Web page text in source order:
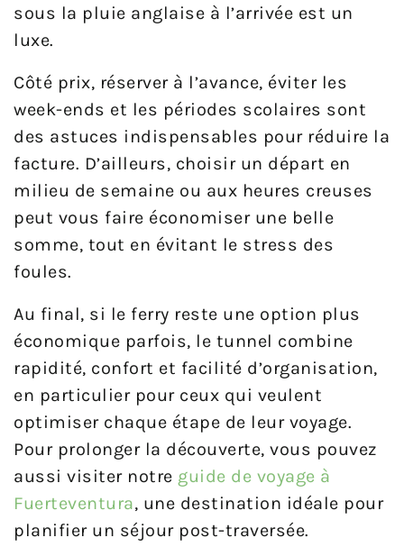
sous la pluie anglaise à l’arrivée est un
luxe.
Côté prix, réserver à l’avance, éviter les
week-ends et les périodes scolaires sont
des astuces indispensables pour réduire la
facture. D’ailleurs, choisir un départ en
milieu de semaine ou aux heures creuses
peut vous faire économiser une belle
somme, tout en évitant le stress des
foules.
Au final, si le ferry reste une option plus
économique parfois, le tunnel combine
rapidité, confort et facilité d’organisation,
en particulier pour ceux qui veulent
optimiser chaque étape de leur voyage.
Pour prolonger la découverte, vous pouvez
aussi visiter notre guide de voyage à
Fuerteventura, une destination idéale pour
planifier un séjour post-traversée.